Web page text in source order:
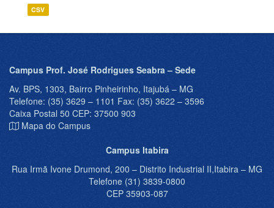
CSV
Campus Prof. José Rodrigues Seabra – Sede
Av. BPS, 1303, Bairro Pinheirinho, Itajubá – MG
Telefone: (35) 3629 – 1101 Fax: (35) 3622 – 3596
Caixa Postal 50 CEP: 37500 903
Mapa do Campus
Campus Itabira
Rua Irmã Ivone Drumond, 200 – Distrito Industrial II,Itabira – MG
Telefone (31) 3839-0800
CEP 35903-087